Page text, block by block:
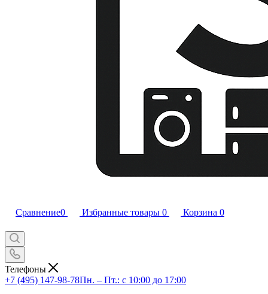
Сравнение0 Избранные товары 0 Корзина 0
Телефоны
+7 (495) 147-98-78Пн. – Пт.: с 10:00 до 17:00